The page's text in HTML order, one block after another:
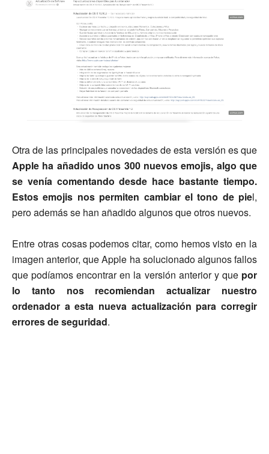
Otra de las principales novedades de esta versión es que
Apple ha añadido unos 300 nuevos emojis, algo que
se venía comentando desde hace bastante tiempo.
Estos emojis nos permiten cambiar el tono de piel,
pero además se han añadido algunos que otros nuevos.
Entre otras cosas podemos citar, como hemos visto en la
imagen anterior, que Apple ha solucionado algunos fallos
que podíamos encontrar en la versión anterior y que por
lo tanto nos recomiendan actualizar nuestro
ordenador a esta nueva actualización para corregir
errores de seguridad.